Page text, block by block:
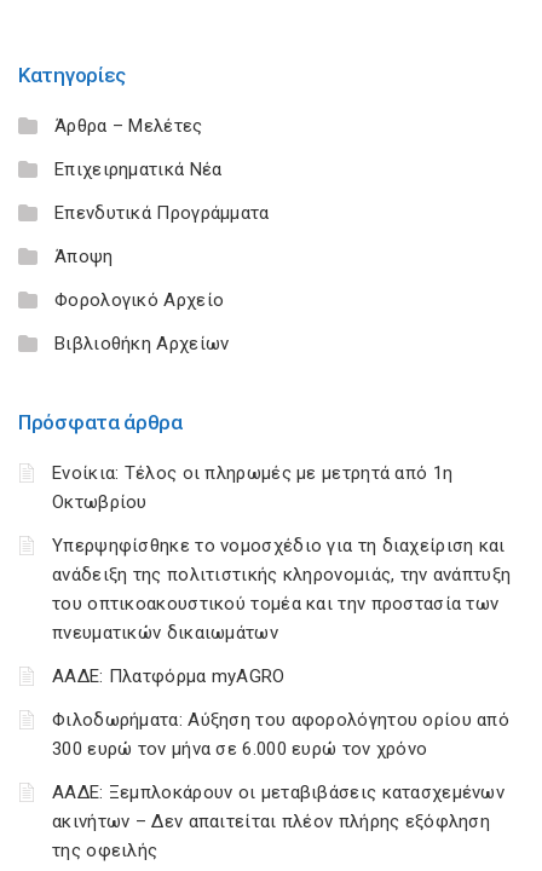
Κατηγορίες
Άρθρα – Μελέτες
Επιχειρηματικά Νέα
Επενδυτικά Προγράμματα
Άποψη
Φορολογικό Αρχείο
Βιβλιοθήκη Αρχείων
Πρόσφατα άρθρα
Ενοίκια: Τέλος οι πληρωμές με μετρητά από 1η
Οκτωβρίου
Υπερψηφίσθηκε το νομοσχέδιο για τη διαχείριση και
ανάδειξη της πολιτιστικής κληρονομιάς, την ανάπτυξη
του οπτικοακουστικού τομέα και την προστασία των
πνευματικών δικαιωμάτων
ΑΑΔΕ: Πλατφόρμα myAGRO
Φιλοδωρήματα: Αύξηση του αφορολόγητου ορίου από
300 ευρώ τον μήνα σε 6.000 ευρώ τον χρόνο
ΑΑΔΕ: Ξεμπλοκάρουν οι μεταβιβάσεις κατασχεμένων
ακινήτων – Δεν απαιτείται πλέον πλήρης εξόφληση
της οφειλής